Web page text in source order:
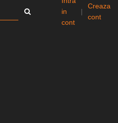
in
cont
|
Creaza
cont